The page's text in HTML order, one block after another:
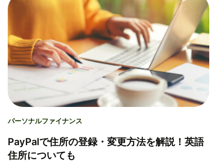
パーソナルファイナンス
PayPalで住所の登録・変更方法を解説！英語
住所についても